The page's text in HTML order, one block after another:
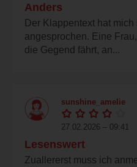
Anders
Der Klappentext hat mich
angesprochen. Eine
die Gegend fährt, an...
sunshine_amelie
27.02.2026 – 09:41
Lesenswert
Zuallererst muss ich